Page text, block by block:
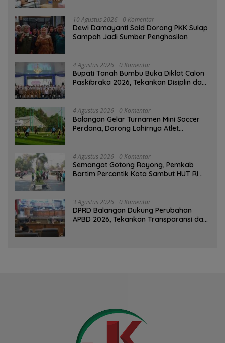
10 Agustus 2026 0 Komentar
Dewi Damayanti Said Dorong PKK Sulap
Sampah Jadi Sumber Penghasilan
4 Agustus 2026 0 Komentar
Bupati Tanah Bumbu Buka Diklat Calon
Paskibraka 2026, Tekankan Disiplin dan
4 Agustus 2026 0 Komentar
Balangan Gelar Turnamen Mini Soccer
Perdana, Dorong Lahirnya Atlet
4 Agustus 2026 0 Komentar
Semangat Gotong Royong, Pemkab
Bartim Percantik Kota Sambut HUT RI
3 Agustus 2026 0 Komentar
DPRD Balangan Dukung Perubahan
APBD 2026, Tekankan Transparansi dan